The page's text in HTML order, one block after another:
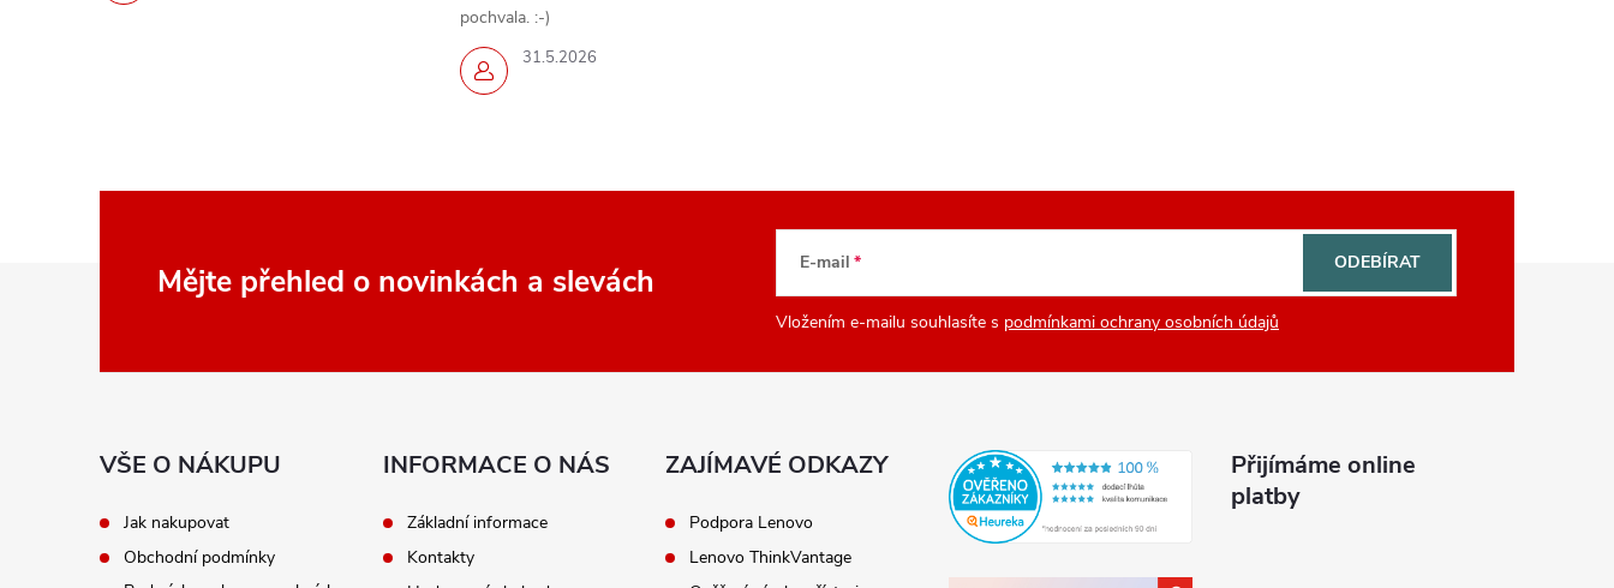
31.5.2026
pochvala. :-)
Mějte přehled o novinkách a slevách E-mail
Vložením e-mailu souhlasíte s podmínkami ochrany osobních údajů
ODEBÍRAT
VŠE O NÁKUPU
Jak nakupovat
Obchodní podmínky
INFORMACE O NÁS
Základní informace
Kontakty
ZAJÍMAVÉ ODKAZY
Podpora Lenovo
Lenovo ThinkVantage
Přijímáme online
platby